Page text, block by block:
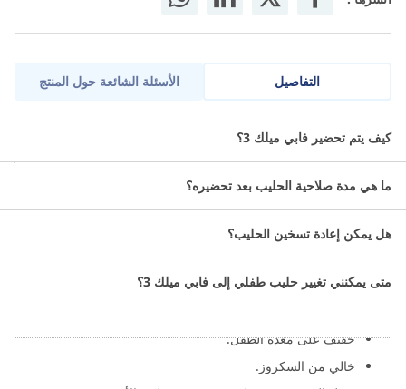
يقدم فبي ميلك 2 حلًا غذائيًا متكاملًا للأطفال في المرحلة العمرية من 6
إلى 12 شهرًا، حيث يحتوي على جميع العناصر الغذائية الضرورية لدعم نمو
طفلك الجسماني والعقلي.
ما مواصفات حليت فبي ميلك 3؟
حليب بودرة.
مناسب لنمو الطفل من عمر سنة إلى 3 سنوات.
تركيبة مشتقة من حليب الأبقار.
خفيف على معدة الطفل.
كيف يتم تحضير فابي ميلك 3؟
ما هي مدة صلاحية الحليب بعد تحضيره؟
هل يمكن إعادة تسخين الحليب؟
متى يمكنني تغيير حليب طفلي إلى فابي ميلك 3؟